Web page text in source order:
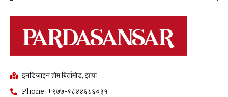
इनडिजाइन होम बिर्तामोड, झापा
Phone: +९७७-९८४४६८६०३१